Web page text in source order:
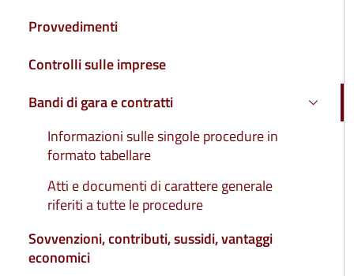
Provvedimenti
Controlli sulle imprese
Bandi di gara e contratti
Attivo
Informazioni sulle singole procedure in
formato tabellare
Atti e documenti di carattere generale
riferiti a tutte le procedure
Sovvenzioni, contributi, sussidi, vantaggi
economici